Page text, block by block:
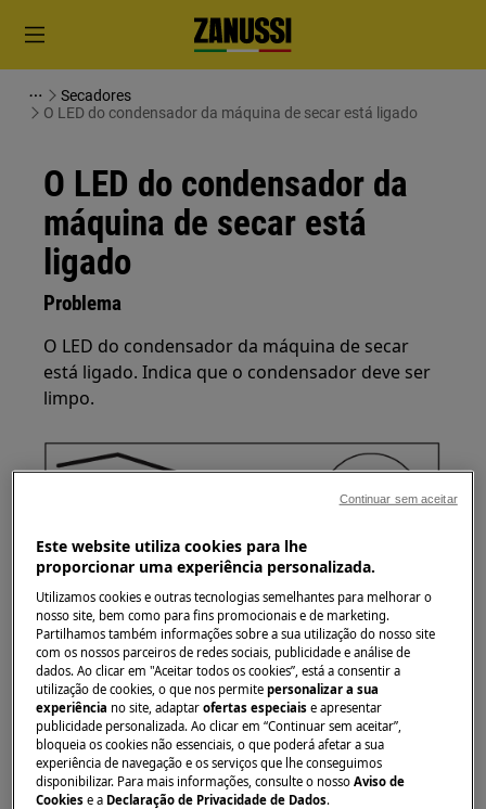
Secadores
O LED do condensador da máquina de secar está ligado
O LED do condensador da
máquina de secar está
ligado
Problema
O LED do condensador da máquina de secar
está ligado. Indica que o condensador deve ser
limpo.
Aplica-se a
Máquina de secar
Solução
Este website utiliza cookies para lhe
proporcionar uma experiência personalizada.
Utilizamos cookies e outras tecnologias semelhantes para melhorar o
nosso site, bem como para fins promocionais e de marketing.
Partilhamos também informações sobre a sua utilização do nosso site
com os nossos parceiros de redes sociais, publicidade e análise de
dados. Ao clicar em "Aceitar todos os cookies”, está a consentir a
utilização de cookies, o que nos permitepersonalizar a sua
experiência no site, adaptarofertas especiaise apresentar
publicidade personalizada. Ao clicar em “Continuar sem aceitar”,
bloqueia os cookies não essenciais, o que poderá afetar a sua
experiência de navegação e os serviços que lhe conseguimos
disponibilizar. Para mais informações, consulte o nossoAviso de
Cookies e a Declaração de Privacidade de Dados.
Continuar sem aceitar